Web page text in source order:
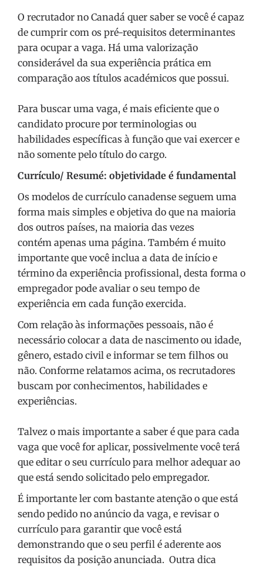
O recrutador no Canadá quer saber se você é capaz
de cumprir com os pré-requisitos determinantes
para ocupar a vaga. Há uma valorização
considerável da sua experiência prática em
comparação aos títulos académicos que possui.
Para buscar uma vaga, é mais eficiente que o
candidato procure por terminologias ou
habilidades específicas à função que vai exercer e
não somente pelo título do cargo.
Currículo/ Resumé: objetividade é fundamental
Os modelos de currículo canadense seguem uma
forma mais simples e objetiva do que na maioria
dos outros países, na maioria das vezes
contém apenas uma página. Também é muito
importante que você inclua a data de início e
término da experiência profissional, desta forma o
empregador pode avaliar o seu tempo de
experiência em cada função exercida.
Com relação às informações pessoais, não é
necessário colocar a data de nascimento ou idade,
gênero, estado civil e informar se tem filhos ou
não. Conforme relatamos acima, os recrutadores
buscam por conhecimentos, habilidades e
experiências.
Talvez o mais importante a saber é que para cada
vaga que você for aplicar, possivelmente você terá
que editar o seu currículo para melhor adequar ao
que está sendo solicitado pelo empregador.
É importante ler com bastante atenção o que está
sendo pedido no anúncio da vaga, e revisar o
currículo para garantir que você está
demonstrando que o seu perfil é aderente aos
requisitos da posição anunciada. Outra dica